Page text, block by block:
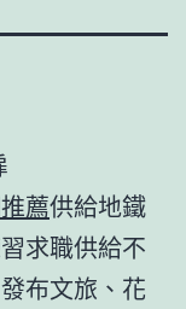
薦供給地鐵
求職供給不
布文旅、花